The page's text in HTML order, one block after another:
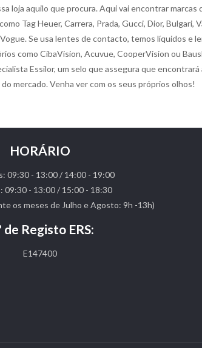
loja aquilo que procura. Aqui vai encontrar marcas
Tag Heuer, Carrera, Prada, Gucci, Dior, Bulgari,
Se usa lentes de contacto, temos líquidos e
como CibaVision, Acuvue, CooperVision ou
Essilor, um selo que assegura que encontrará
mercado. Venha ver com os seus próprios olhos!
HORÁRIO
09:30 - 13:00 / 14:00 - 19:00
09:30 - 13:00 / 15:00 - 18:30
os meses de Julho e Agosto: 9h -13h)
de Registo ERS:
E147400